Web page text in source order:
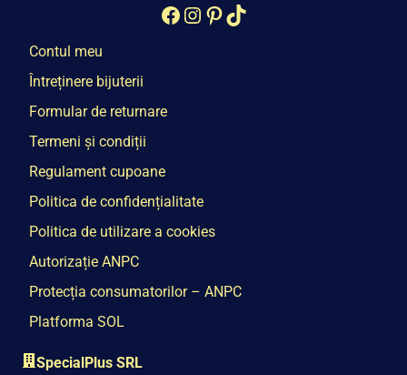
Facebook
Instagram
Pinterest
TikTok
Contul meu
Întreținere bijuterii
Formular de returnare
Termeni și condiții
Regulament cupoane
Politica de confidențialitate
Politica de utilizare a cookies
Autorizație ANPC
Protecția consumatorilor – ANPC
Platforma SOL
SpecialPlus SRL